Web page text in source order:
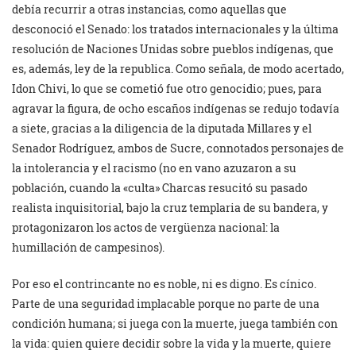
debía recurrir a otras instancias, como aquellas que
desconoció el Senado: los tratados internacionales y la última
resolución de Naciones Unidas sobre pueblos indígenas, que
es, además, ley de la republica. Como señala, de modo acertado,
Idon Chivi, lo que se cometió fue otro genocidio; pues, para
agravar la figura, de ocho escaños indígenas se redujo todavía
a siete, gracias a la diligencia de la diputada Millares y el
Senador Rodríguez, ambos de Sucre, connotados personajes de
la intolerancia y el racismo (no en vano azuzaron a su
población, cuando la «culta» Charcas resucitó su pasado
realista inquisitorial, bajo la cruz templaria de su bandera, y
protagonizaron los actos de vergüenza nacional: la
humillación de campesinos).
Por eso el contrincante no es noble, ni es digno. Es cínico.
Parte de una seguridad implacable porque no parte de una
condición humana; si juega con la muerte, juega también con
la vida: quien quiere decidir sobre la vida y la muerte, quiere